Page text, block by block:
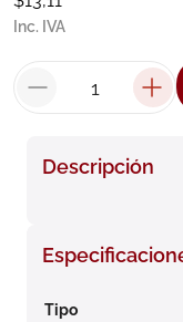
Inc. IVA
Descripción
Tipo
4.
5. cerave
roche posay
10.pañales